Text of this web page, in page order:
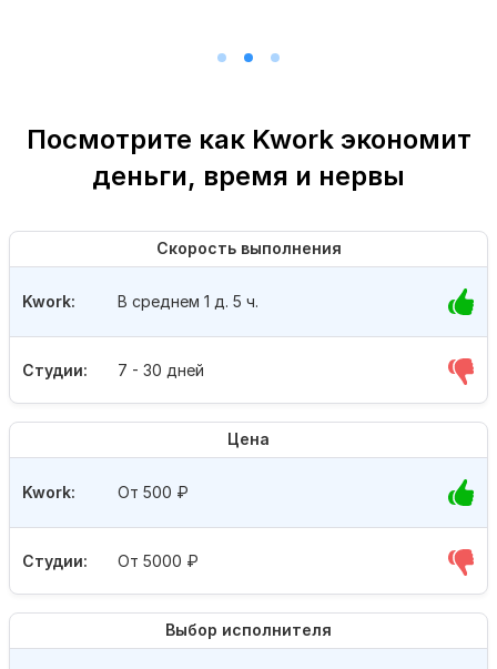
Посмотрите как Kwork экономит
деньги, время и нервы
Скорость выполнения
Студии: 7 - 30 дней
Kwork: В среднем 1 д. 5 ч.
Цена
Студии: От 5000 ₽
Kwork: От 500 ₽
Выбор исполнителя